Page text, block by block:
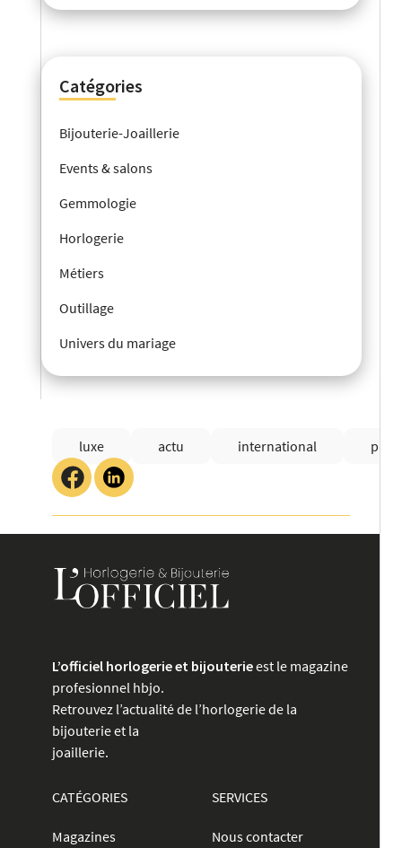
Catégories
Bijouterie-Joaillerie
Events & salons
Gemmologie
Horlogerie
Métiers
Outillage
Univers du mariage
luxe actu international
L’officiel horlogerie et bijouterieest le magazine
profesionnel hbjo.
Retrouvez l’actualité de l’horlogerie de la
bijouterie et la
joaillerie.
CATÉGORIES
Magazines
SERVICES
Nous contacter